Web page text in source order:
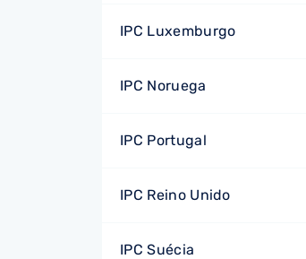
IPC Luxemburgo
IPC Noruega
IPC Portugal
IPC Reino Unido
IPC Suécia